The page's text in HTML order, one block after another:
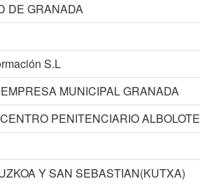
DE GRANADA
S.L
MUNICIPAL GRANADA
PENITENCIARIO ALBOLOTE
Y SAN SEBASTIAN(KUTXA)